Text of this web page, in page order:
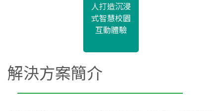
人打造沉浸
式智慧校園
互動體驗
解決方案簡介